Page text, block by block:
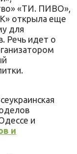
«ТИ. ПИВО»,
открыла еще
для
Речь идет о
и
и